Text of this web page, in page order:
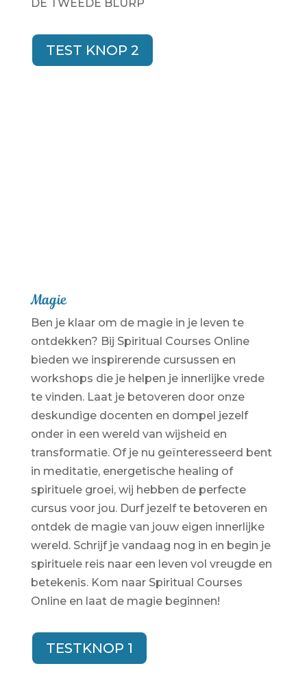
DE TWEEDE BLURP
TEST KNOP 2
Magie
Ben je klaar om de magie in je leven te
ontdekken? Bij Spiritual Courses Online
bieden we inspirerende cursussen en
workshops die je helpen je innerlijke vrede
te vinden. Laat je betoveren door onze
deskundige docenten en dompel jezelf
onder in een wereld van wijsheid en
transformatie. Of je nu geïnteresseerd bent
in meditatie, energetische healing of
spirituele groei, wij hebben de perfecte
cursus voor jou. Durf jezelf te betoveren en
ontdek de magie van jouw eigen innerlijke
wereld. Schrijf je vandaag nog in en begin je
spirituele reis naar een leven vol vreugde en
betekenis. Kom naar Spiritual Courses
Online en laat de magie beginnen!
TESTKNOP 1